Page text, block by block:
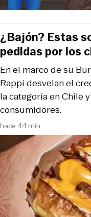
hace 44 min
En el marco de su
Rappi desvelan el
la categoría en Chile
consumidores.
¿Bajón? Estas
pedidas por los